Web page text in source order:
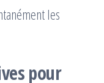
les
pour